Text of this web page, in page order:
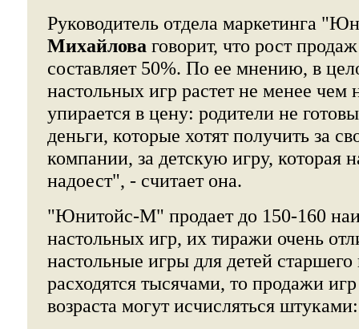
Руководитель отдела маркетинга
Михайлова говорит, что рост
составляет 50%. По ее мнению, в
настольных игр растет не менее чем
упирается в цену: родители не
деньги, которые хотят получить за
компании, за детскую игру, которая
надоест", - считает она.
"Юнитойс-М" продает до 150-160
настольных игр, их тиражи очень
настольные игры для детей старшего
расходятся тысячами, то продажи
возраста могут исчисляться